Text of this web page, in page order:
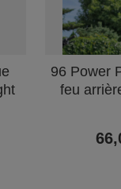
96 Power
feu